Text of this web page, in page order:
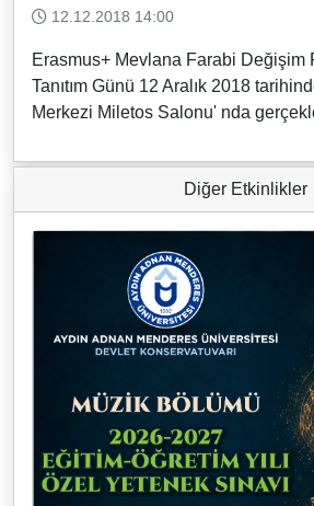
12.12.2018 14:00
Erasmus+ Mevlana Farabi Değişim
Tanıtım Günü 12 Aralık 2018
Merkezi Miletos Salonu' nda
Diğer Etkinlikler